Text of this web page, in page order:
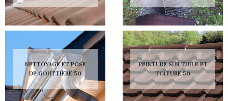
NETTOYAGE ET POSE
DE GOUTTIÈRE 50
PEINTURE SUR TUILE ET
TOITURE 50